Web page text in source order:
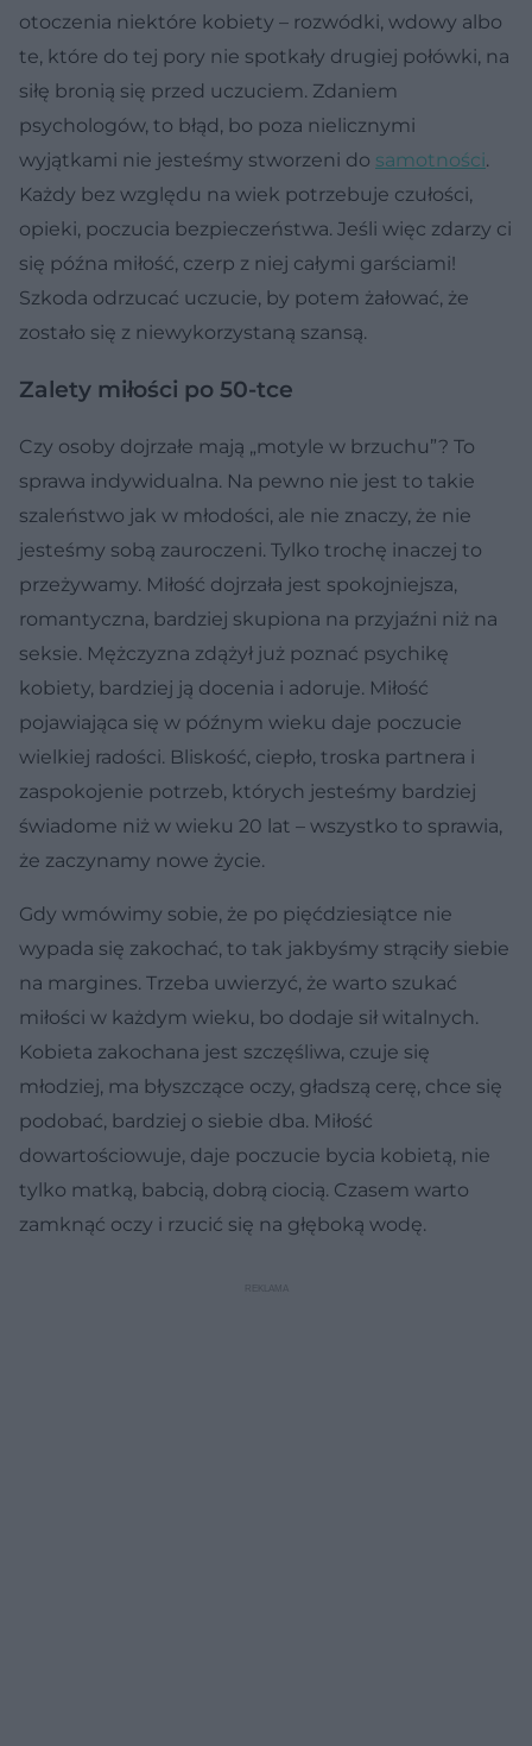
otoczenia niektóre kobiety – rozwódki, wdowy albo
te, które do tej pory nie spotkały drugiej połówki, na
siłę bronią się przed uczuciem. Zdaniem
psychologów, to błąd, bo poza nielicznymi
wyjątkami nie jesteśmy stworzeni do samotności.
Każdy bez względu na wiek potrzebuje czułości,
opieki, poczucia bezpieczeństwa. Jeśli więc zdarzy ci
się późna miłość, czerp z niej całymi garściami!
Szkoda odrzucać uczucie, by potem żałować, że
zostało się z niewykorzystaną szansą.
Zalety miłości po 50-tce
Czy osoby dojrzałe mają „motyle w brzuchu”? To
sprawa indywidualna. Na pewno nie jest to takie
szaleństwo jak w młodości, ale nie znaczy, że nie
jesteśmy sobą zauroczeni. Tylko trochę inaczej to
przeżywamy. Miłość dojrzała jest spokojniejsza,
romantyczna, bardziej skupiona na przyjaźni niż na
seksie. Mężczyzna zdążył już poznać psychikę
kobiety, bardziej ją docenia i adoruje. Miłość
pojawiająca się w późnym wieku daje poczucie
wielkiej radości. Bliskość, ciepło, troska partnera i
zaspokojenie potrzeb, których jesteśmy bardziej
świadome niż w wieku 20 lat – wszystko to sprawia,
że zaczynamy nowe życie.
Gdy wmówimy sobie, że po pięćdziesiątce nie
wypada się zakochać, to tak jakbyśmy strąciły siebie
na margines. Trzeba uwierzyć, że warto szukać
miłości w każdym wieku, bo dodaje sił witalnych.
Kobieta zakochana jest szczęśliwa, czuje się
młodziej, ma błyszczące oczy, gładszą cerę, chce się
podobać, bardziej o siebie dba. Miłość
dowartościowuje, daje poczucie bycia kobietą, nie
tylko matką, babcią, dobrą ciocią. Czasem warto
zamknąć oczy i rzucić się na głęboką wodę.